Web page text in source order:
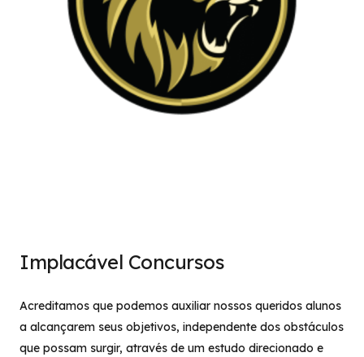
Implacável Concursos
Acreditamos que podemos auxiliar nossos queridos alunos
a alcançarem seus objetivos, independente dos obstáculos
que possam surgir, através de um estudo direcionado e